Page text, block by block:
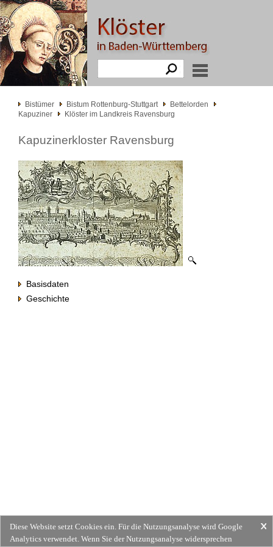
Bistümer Bistum Rottenburg-Stuttgart
Bettelorden
Kapuziner
Klöster im Landkreis Ravensburg
Kapuzinerkloster Ravensburg
Basisdaten
Geschichte
Diese Website setzt Cookies ein. Für die Nutzungsanalyse wird Google
Analytics verwendet. Wenn Sie der Nutzungsanalyse widersprechen